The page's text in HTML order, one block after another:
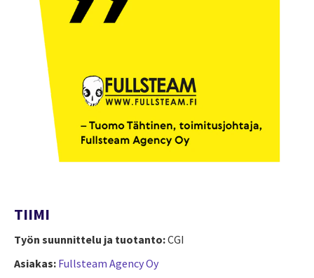
TIIMI
Työn suunnittelu ja tuotanto:CGI
Asiakas: Fullsteam Agency Oy